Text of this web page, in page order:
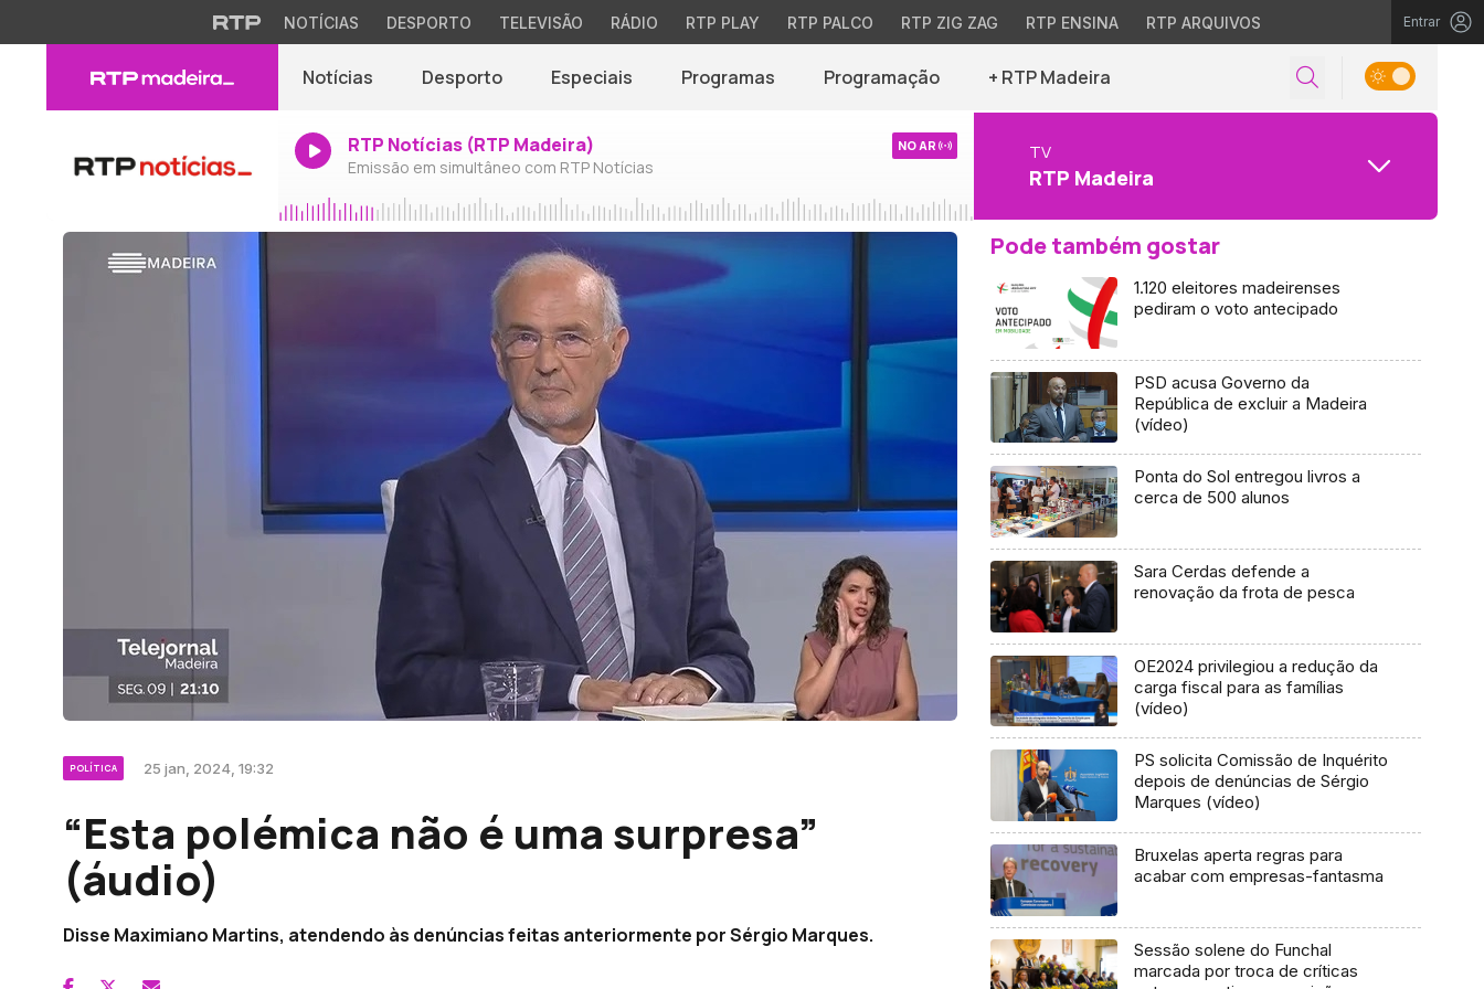
NOTÍCIAS DESPORTO TELEVISÃO RÁDIO RTP PLAY RTP PALCO RTP ZIG ZAG RTP ENSINA RTP ARQUIVOS Entrar
Notícias Desporto Especiais Programas Programação + RTP Madeira
RTP Notícias (RTP Madeira)
Emissão em simultâneo com RTP Notícias
NO AR TV
RTP Madeira
POLÍTICA 25 jan, 2024, 19:32
“Esta polémica não é uma surpresa”
(áudio)
Disse Maximiano Martins, atendendo às denúncias feitas anteriormente por Sérgio Marques.
Pode também gostar
1.120 eleitores madeirenses
pediram o voto antecipado
PSD acusa Governo da
República de excluir a Madeira
(vídeo)
Ponta do Sol entregou livros a
cerca de 500 alunos
Sara Cerdas defende a
renovação da frota de pesca
OE2024 privilegiou a redução da
carga fiscal para as famílias
(vídeo)
PS solicita Comissão de Inquérito
depois de denúncias de Sérgio
Marques (vídeo)
Bruxelas aperta regras para
acabar com empresas-fantasma
Sessão solene do Funchal
marcada por troca de críticas